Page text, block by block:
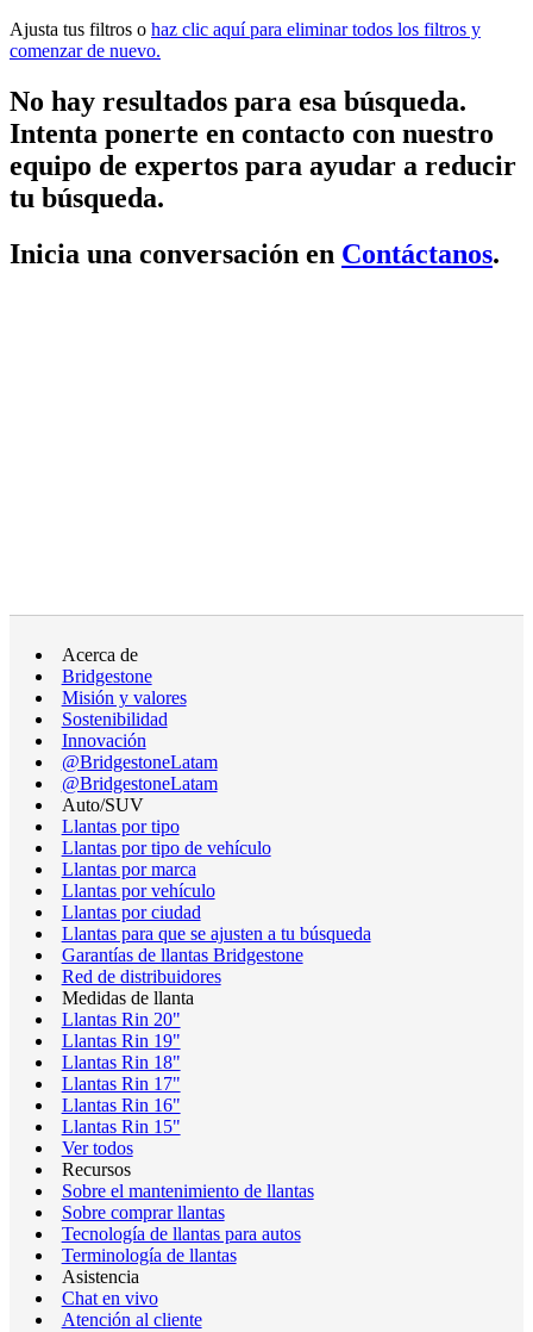
Ajusta tus filtros o haz clic aquí para eliminar todos los filtros y
comenzar de nuevo.
No hay resultados para esa búsqueda.
Intenta ponerte en contacto con nuestro
equipo de expertos para ayudar a reducir
tu búsqueda.
Inicia una conversación en Contáctanos.
Acerca de
Bridgestone
Misión y valores
Sostenibilidad
Innovación
@BridgestoneLatam
@BridgestoneLatam
Auto/SUV
Llantas por tipo
Llantas por tipo de vehículo
Llantas por marca
Llantas por vehículo
Llantas por ciudad
Llantas para que se ajusten a tu búsqueda
Garantías de llantas Bridgestone
Red de distribuidores
Medidas de llanta
Llantas Rin 20"
Llantas Rin 19"
Llantas Rin 18"
Llantas Rin 17"
Llantas Rin 16"
Llantas Rin 15"
Ver todos
Recursos
Sobre el mantenimiento de llantas
Sobre comprar llantas
Tecnología de llantas para autos
Terminología de llantas
Asistencia
Chat en vivo
Atención al cliente